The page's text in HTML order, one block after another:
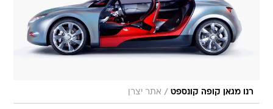
רנו מגאן קופה קונספט / אתר יצרן